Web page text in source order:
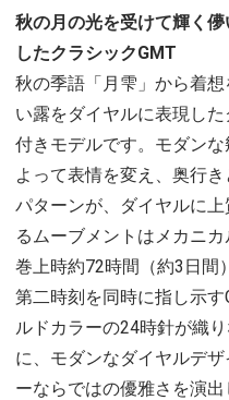
秋の月の光を受けて輝く
したクラシックGMT
秋の季語「月雫」から着
い露をダイヤルに表現し
付きモデルです。モダン
よって表情を変え、奥行
パターンが、ダイヤルに
るムーブメントはメカニ
巻上時約72時間（約3日間
第二時刻を同時に指し示
ルドカラーの24時針が織
に、モダンなダイヤルデ
ーならではの優雅さを演出